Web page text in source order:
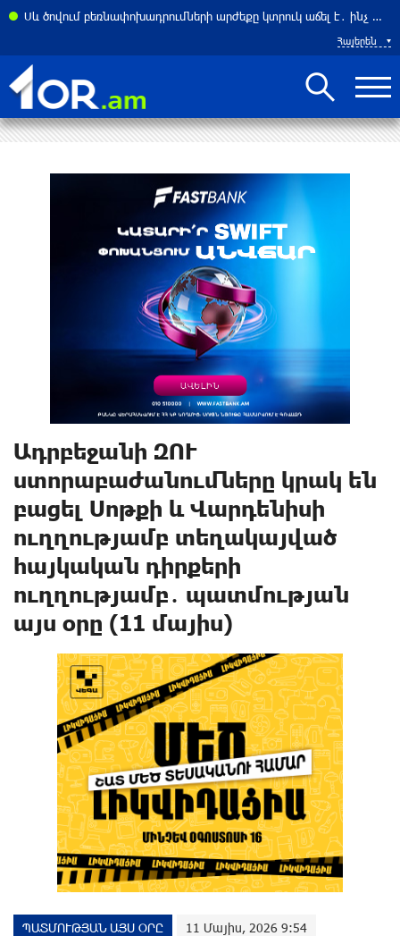
Սև ծովում բեռնափոխադրումների արժեքը կտրուկ աճել է․ ինչ ազդեցություն կունենա այն Հայաստանի վրա
Հայերեն
Ադրբեջանի ԶՈՒ
ստորաբաժանումները կրակ են
բացել Սոթքի և Վարդենիսի
ուղղությամբ տեղակայված
հայկական դիրքերի
ուղղությամբ․ պատմության
այս օրը (11 մայիս)
ՊԱՏՄՈՒԹՅԱՆ ԱՅՍ ՕՐԸ 11 Մայիս, 2026 9:54